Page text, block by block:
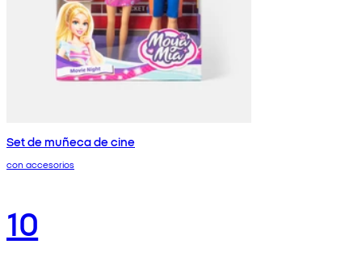
Set de muñeca de cine
con accesorios
10